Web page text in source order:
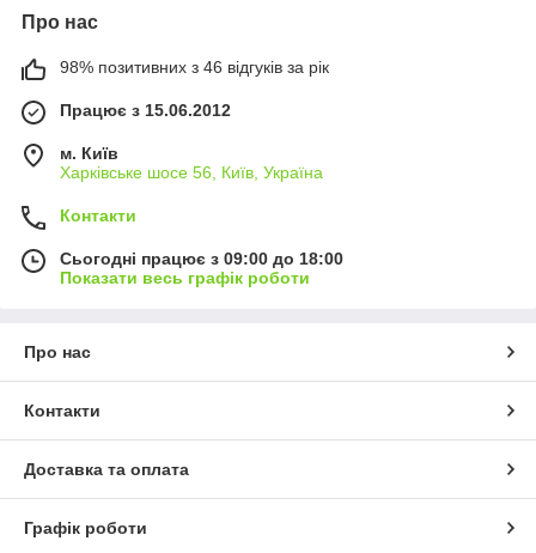
Про нас
98% позитивних з 46 відгуків за рік
Працює з 15.06.2012
м. Київ
Харківське шосе 56, Київ, Україна
Контакти
Сьогодні працює з 09:00 до 18:00
Показати весь графік роботи
Про нас
Контакти
Доставка та оплата
Графік роботи